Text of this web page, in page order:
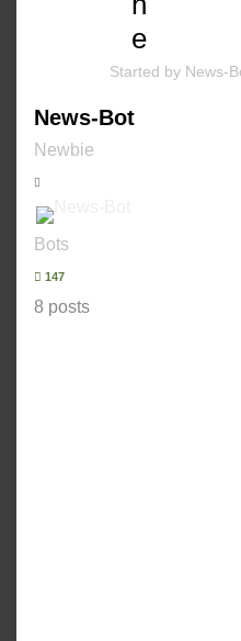
e
Started by News-
News-Bot
Newbie
Bots
147
8 posts